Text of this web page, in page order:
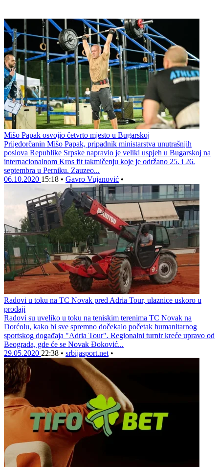
Mišo Papak osvojio četvrto mjesto u Bugarskoj
Prijedorčanin Mišo Papak, pripadnik ministarstva unutrašnjih
poslova Republike Srpske napravio je veliki uspjeh u Bugarskoj na
internacionalnom Kros fit takmičenju koje je održano 25. i 26.
septembra u Perniku. Zauzeo...
06.10.2020 15:18 • Gavro Vujanović •
Radovi u toku na TC Novak pred Adria Tour, ulaznice uskoro u
prodaji
Radovi su uveliko u toku na teniskim terenima TC Novak na
Dorćolu, kako bi sve spremno dočekalo početak humanitarnog
sportskog događaja "Adria Tour". Regionalni turnir kreće upravo od
Beograda, gde će se Novak Đoković...
29.05.2020 22:38 • srbijasport.net •